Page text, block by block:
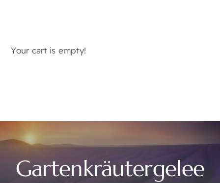
Your cart is empty!
Gartenkräutergelee